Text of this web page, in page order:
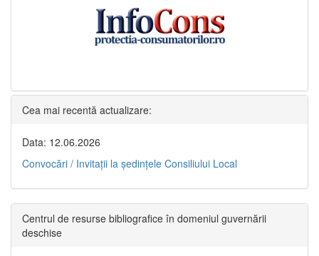
Cea mai recentă actualizare:
Data: 12.06.2026
Convocări / Invitaţii la şedinţele Consiliului Local
Centrul de resurse bibliografice în domeniul guvernării
deschise